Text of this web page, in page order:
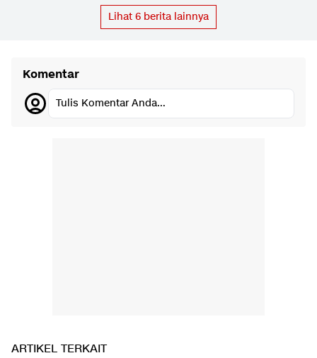
Lihat 6 berita lainnya
Komentar
Tulis Komentar Anda...
ARTIKEL TERKAIT